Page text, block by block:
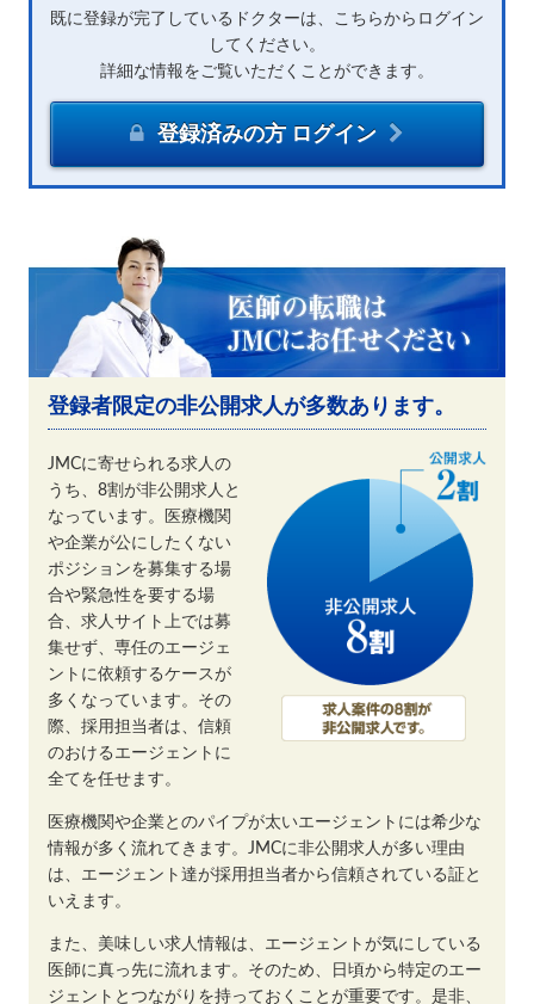
既に登録が完了しているドクターは、こちらからログイン
してください。
詳細な情報をご覧いただくことができます。
登録済みの方 ログイン
登録者限定の非公開求人が多数あります。
JMCに寄せられる求人の
うち、8割が非公開求人と
なっています。医療機関
や企業が公にしたくない
ポジションを募集する場
合や緊急性を要する場
合、求人サイト上では募
集せず、専任のエージェ
ントに依頼するケースが
多くなっています。その
際、採用担当者は、信頼
のおけるエージェントに
全てを任せます。
医療機関や企業とのパイプが太いエージェントには希少な
情報が多く流れてきます。JMCに非公開求人が多い理由
は、エージェント達が採用担当者から信頼されている証と
いえます。
また、美味しい求人情報は、エージェントが気にしている
医師に真っ先に流れます。そのため、日頃から特定のエー
ジェントとつながりを持っておくことが重要です。是非、